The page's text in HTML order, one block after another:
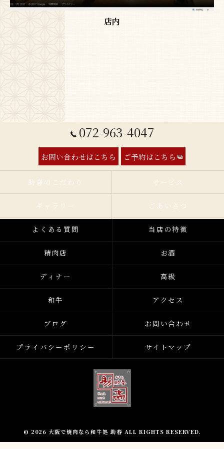
店内
072-963-4047
お問い合わせはこちら ご予約はこちら
助春のこだわり サービス
ギャラリー ごあいさつ
よくある質問 当店の特徴
精肉店 お酒
ディナー 高級
和牛 アクセス
ブログ お問い合わせ
プライバシーポリシー サイトマップ
© 2026 大阪で焼肉なら和牛処 助春 ALL RIGHTS RESERVED.